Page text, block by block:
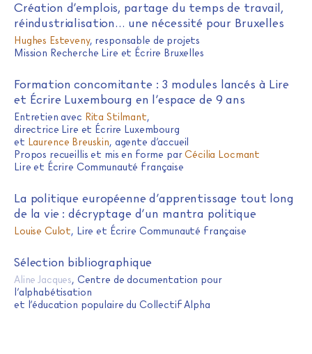
Création d’emplois, partage du temps de travail,
réindustrialisation… une nécessité pour Bruxelles
Hughes Esteveny, responsable de projets
Mission Recherche Lire et Écrire Bruxelles
Formation concomitante : 3 modules lancés à Lire
et Écrire Luxembourg en l’espace de 9 ans
Entretien avec Rita Stilmant,
directrice Lire et Écrire Luxembourg
et Laurence Breuskin, agente d’accueil
Propos recueillis et mis en forme parCécilia Locmant
Lire et Écrire Communauté française
La politique européenne d’apprentissage tout long
de la vie : décryptage d’un mantra politique
Louise Culot, Lire et Écrire Communauté française
Sélection bibliographique
Aline Jacques, Centre de documentation pour
l’alphabétisation
et l’éducation populaire du Collectif Alpha